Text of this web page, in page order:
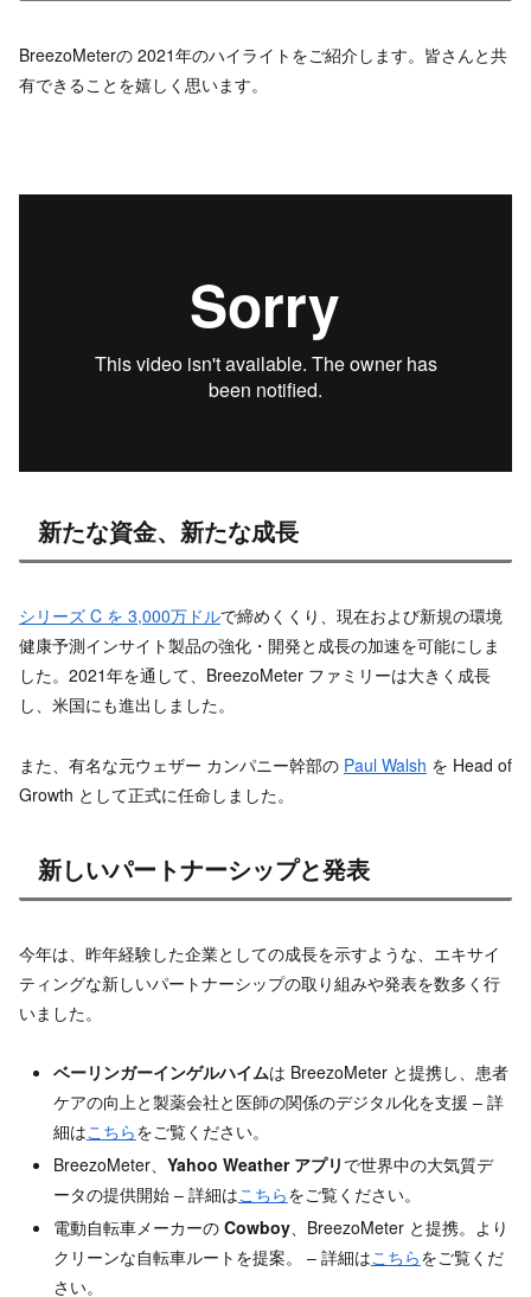
BreezoMeterの 2021年のハイライトをご紹介します。皆さんと共
有できることを嬉しく思います。
新たな資金、新たな成長
シリーズ C を 3,000万ドルで締めくくり、現在および新規の環境
健康予測インサイト製品の強化・開発と成長の加速を可能にしま
した。2021年を通して、BreezoMeter ファミリーは大きく成長
し、米国にも進出しました。
また、有名な元ウェザー カンパニー幹部の Paul Walsh を Head of
Growth として正式に任命しました。
新しいパートナーシップと発表
今年は、昨年経験した企業としての成長を示すような、エキサイ
ティングな新しいパートナーシップの取り組みや発表を数多く行
いました。
ベーリンガーインゲルハイムは BreezoMeter と提携し、患者
ケアの向上と製薬会社と医師の関係のデジタル化を支援 – 詳
細はこちらをご覧ください。
BreezoMeter、 Yahoo Weather アプリ で世界中の大気質デ
ータの提供開始 – 詳細はこちらをご覧ください。
電動自転車メーカーの Cowboy、BreezoMeter と提携。より
クリーンな自転車ルートを提案。 – 詳細はこちらをご覧くだ
さい。